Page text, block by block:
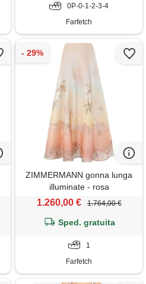
0P-0-1-2-3-4
Farfetch
ZIMMERMANN gonna lunga
illuminate - rosa
1.260,00 € 1.764,00 €
Sped. gratuita
1
Farfetch